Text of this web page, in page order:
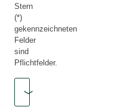
Stern
(*)
gekennzeichneten
Felder
sind
Pflichtfelder.
ANREDE